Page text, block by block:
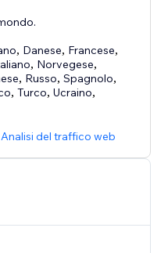
web, tra cui la TUM, Le
e la Camera dei
nostra soluzione
digitali di ogni settore
, Danese, Francese,
, Norvegese,
, Russo,Spagnolo,
,Turco,Ucraino,
Analisi del traffico web